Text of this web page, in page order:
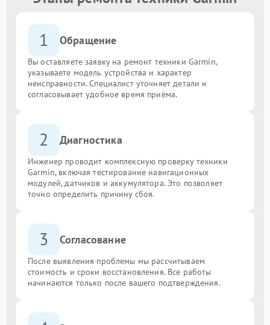
1 Обращение
Вы оставляете заявку на ремонт техники Garmin,
указываете модель устройства и характер
неисправности. Специалист уточняет детали и
согласовывает удобное время приёма.
2 Диагностика
Инженер проводит комплексную проверку техники
Garmin, включая тестирование навигационных
модулей, датчиков и аккумулятора. Это позволяет
точно определить причину сбоя.
3 Согласование
После выявления проблемы мы рассчитываем
стоимость и сроки восстановления. Все работы
начинаются только после вашего подтверждения.